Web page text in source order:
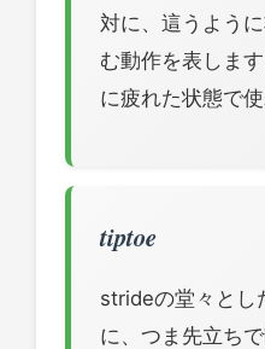
対に、這うよう
む動作を表しま
に疲れた状態で使
tiptoe
strideの堂々とし
に、つま先立ち